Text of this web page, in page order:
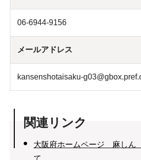
06-6944-9156
メールアドレス
kansenshotaisaku-
関連リンク
大阪府ホームページ 麻しん
て